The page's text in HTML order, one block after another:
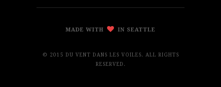
MADE WITH IN SEATTLE
© 2015 DU VENT DANS LES VOILES. ALL RIGHTS
RESERVED.